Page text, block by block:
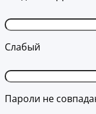
Слабый
Пароли не